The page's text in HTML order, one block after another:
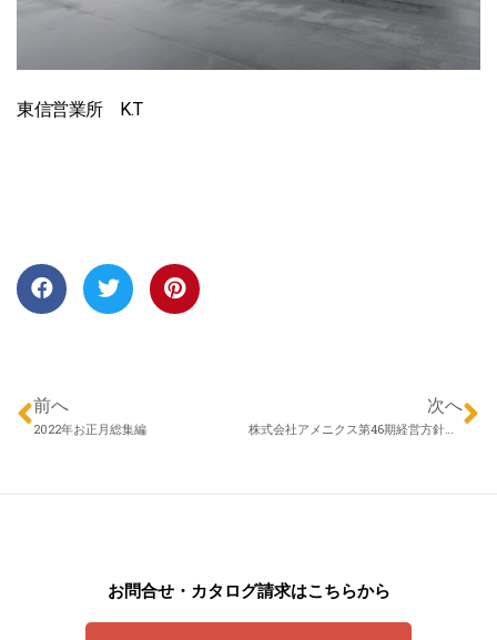
東信営業所 K.T
前へ
2022年お正月総集編
次へ
株式会社アメニクス第46期経営方針発表会
お問合せ・カタログ請求はこちらから